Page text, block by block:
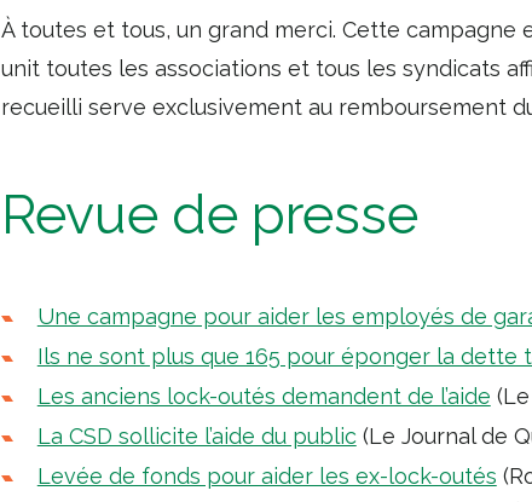
À toutes et tous, un grand merci. Cette
unit toutes les associations et tous les syndicats
recueilli serve exclusivement au remboursement
Revue de presse
Une campagne pour aider les employés de
Ils ne sont plus que 165 pour éponger la dette
Les anciens lock-outés demandent de l’aide
La CSD sollicite l’aide du public(Le Journal de
Levée de fonds pour aider les ex-lock-outés